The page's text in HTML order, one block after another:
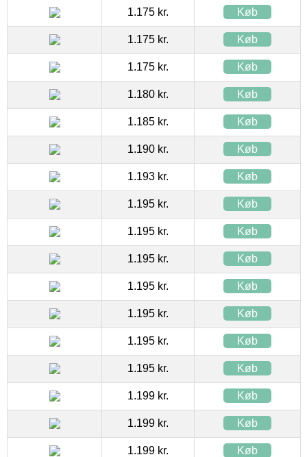
1.175 kr. Køb
1.175 kr. Køb
1.175 kr. Køb
1.180 kr. Køb
1.185 kr. Køb
1.190 kr. Køb
1.193 kr. Køb
1.195 kr. Køb
1.195 kr. Køb
1.195 kr. Køb
1.195 kr. Køb
1.195 kr. Køb
1.195 kr. Køb
1.195 kr. Køb
1.199 kr. Køb
1.199 kr. Køb
1.199 kr. Køb